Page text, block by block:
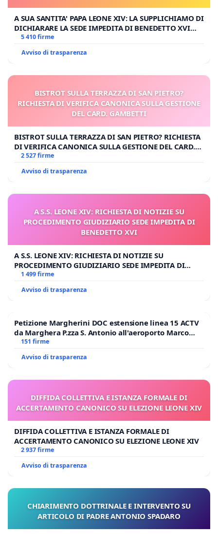
A SUA SANTITA' PAPA LEONE XIV: LA SUPPLICHIAMO DI
DICHIARARE LA SEDE IMPEDITA DI BENEDETTO XVI
E/O DI FAR APRIRE IL RELATIVO PROCESSO
5 410 firme
Avviso di trasparenza
BISTROT SULLA TERRAZZA DI SAN PIETRO?
RICHIESTA DI VERIFICA CANONICA SULLA GESTIONE
DEL CARD. GAMBETTI
BISTROT SULLA TERRAZZA DI SAN PIETRO? RICHIESTA
DI VERIFICA CANONICA SULLA GESTIONE DEL CARD.
GAMBETTI
2 527 firme
Avviso di trasparenza
A S.S. LEONE XIV: RICHIESTA DI NOTIZIE SU
PROCEDIMENTO GIUDIZIARIO SEDE IMPEDITA DI
BENEDETTO XVI
A S.S. LEONE XIV: RICHIESTA DI NOTIZIE SU
PROCEDIMENTO GIUDIZIARIO SEDE IMPEDITA DI
BENEDETTO XVI
1 499 firme
Avviso di trasparenza
Petizione Margherini DOC estensione linea 15 ACTV
da Marghera P.zza S. Antonio all'aeroporto Marco
Polo tariffa a € 1,50
151 firme
Avviso di trasparenza
DIFFIDA COLLETTIVA E ISTANZA FORMALE DI
ACCERTAMENTO CANONICO SU ELEZIONE LEONE XIV
DIFFIDA COLLETTIVA E ISTANZA FORMALE DI
ACCERTAMENTO CANONICO SU ELEZIONE LEONE XIV
2 937 firme
Avviso di trasparenza
CHIARIMENTO DOTTRINALE E INTERVENTO SU
ARTICOLO DI PADRE ANTONIO SPADARO